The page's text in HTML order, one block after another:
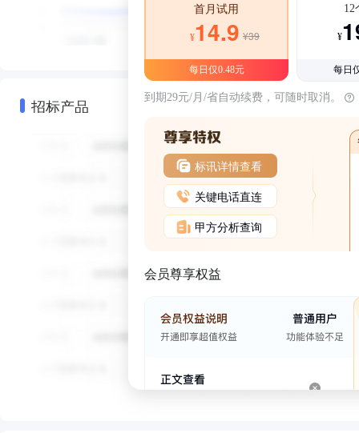
招标产品
首月试用
¥14.9 ¥39
每日仅0.48元
12
¥
每日
到期29元/月/省自动续费，可随时取消。
标讯详情查看
关键电话直连
甲方分析查询
会员尊享权益